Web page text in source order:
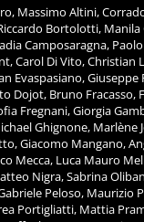
Massimo Altini,
Bortolotti, Manila
Camposaragna,
Carol Di Vito, Christian
Evaspasiano, Giuseppe
Dojot, Bruno Fracasso,
Fregnani, Giorgia
Ghignone, Marlène
Giacomo Mangano,
Mecca, Luca Mauro
Nigra, Sabrina
Peloso, Maurizio
Portigliatti, Mattia